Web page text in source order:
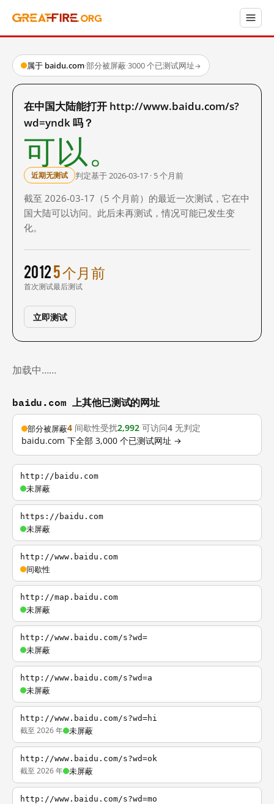
属于 baidu.com·部分被屏蔽·3000 个已测试网址→
在中国大陆能打开 http://www.baidu.com/s?
wd=yndk 吗？
可以。
近期无测试 判定基于 2026-03-17 · 5 个月前
截至 2026-03-17（5 个月前）的最近一次测试，它在中
国大陆可以访问。此后未再测试，情况可能已发生变
化。
2012
首次测试
5 个月前
最后测试
立即测试
加载中……
baidu.com 上其他已测试的网址
部分被屏蔽4 间歇性受扰2,992 可访问4 无判定
baidu.com 下全部 3,000 个已测试网址 →
http://baidu.com
未屏蔽
https://baidu.com
未屏蔽
http://www.baidu.com
间歇性
http://map.baidu.com
未屏蔽
http://www.baidu.com/s?wd=
未屏蔽
http://www.baidu.com/s?wd=a
未屏蔽
http://www.baidu.com/s?wd=hi
截至 2026 年 未屏蔽
http://www.baidu.com/s?wd=ok
截至 2026 年 未屏蔽
http://www.baidu.com/s?wd=mo